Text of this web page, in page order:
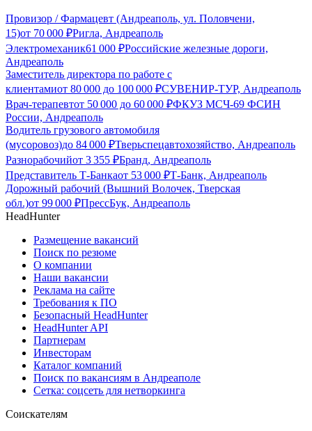
Провизор / Фармацевт (Андреаполь, ул. Половчени,
15)от 70 000 ₽Ригла, Андреаполь
Электромеханик61 000 ₽Российские железные дороги,
Андреаполь
Заместитель директора по работе с
клиентамиот 80 000 до 100 000 ₽СУВЕНИР-ТУР, Андреаполь
Врач-терапевтот 50 000 до 60 000 ₽ФКУЗ МСЧ-69 ФСИН
России, Андреаполь
Водитель грузового автомобиля
(мусоровоз)до 84 000 ₽Тверьспецавтохозяйство, Андреаполь
Разнорабочийот 3 355 ₽Бранд, Андреаполь
Представитель Т-Банкаот 53 000 ₽Т-Банк, Андреаполь
Дорожный рабочий (Вышний Волочек, Тверская
обл.)от 99 000 ₽ПрессБук, Андреаполь
HeadHunter
Размещение вакансий
Поиск по резюме
О компании
Наши вакансии
Реклама на сайте
Требования к ПО
Безопасный HeadHunter
HeadHunter API
Партнерам
Инвесторам
Каталог компаний
Поиск по вакансиям в Андреаполе
Сетка: соцсеть для нетворкинга
Соискателям